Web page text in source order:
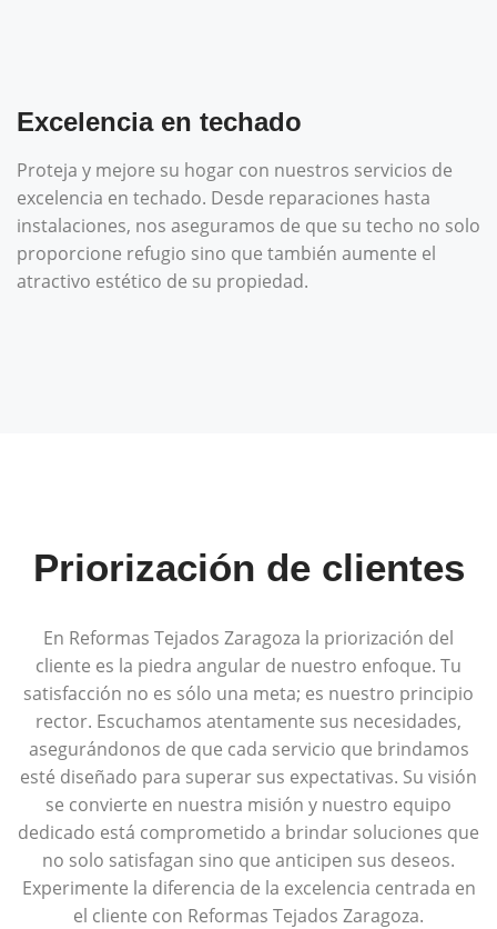
Excelencia en techado
Proteja y mejore su hogar con nuestros servicios de
excelencia en techado. Desde reparaciones hasta
instalaciones, nos aseguramos de que su techo no solo
proporcione refugio sino que también aumente el
atractivo estético de su propiedad.
Priorización de clientes
En Reformas Tejados Zaragoza la priorización del
cliente es la piedra angular de nuestro enfoque. Tu
satisfacción no es sólo una meta; es nuestro principio
rector. Escuchamos atentamente sus necesidades,
asegurándonos de que cada servicio que brindamos
esté diseñado para superar sus expectativas. Su visión
se convierte en nuestra misión y nuestro equipo
dedicado está comprometido a brindar soluciones que
no solo satisfagan sino que anticipen sus deseos.
Experimente la diferencia de la excelencia centrada en
el cliente con Reformas Tejados Zaragoza.